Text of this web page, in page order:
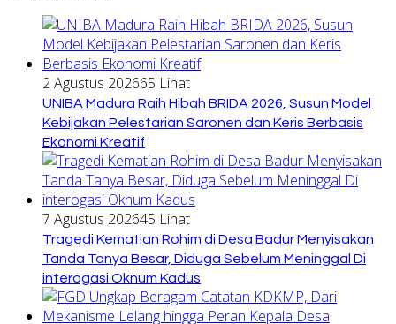
2 Agustus 202665 Lihat
UNIBA Madura Raih Hibah BRIDA 2026, Susun Model
Kebijakan Pelestarian Saronen dan Keris Berbasis
Ekonomi Kreatif
7 Agustus 202645 Lihat
Tragedi Kematian Rohim di Desa Badur Menyisakan
Tanda Tanya Besar, Diduga Sebelum Meninggal Di
interogasi Oknum Kadus